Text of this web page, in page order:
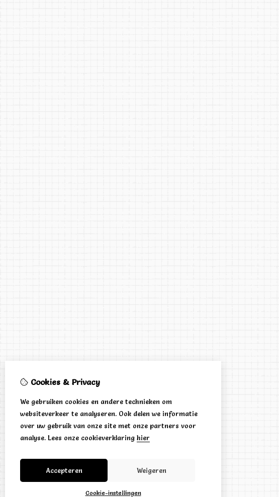
Cookies & Privacy
We gebruiken cookies en andere technieken om
websiteverkeer te analyseren. Ook delen we informatie
over uw gebruik van onze site met onze partners voor
analyse. Lees onze cookieverklaring hier
Accepteren Weigeren
Cookie-instellingen